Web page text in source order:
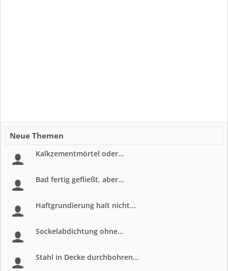
Neue Themen
Kalkzementmörtel oder...
Bad fertig gefließt, aber...
Haftgrundierung halt nicht...
Sockelabdichtung ohne...
Stahl in Decke durchbohren...